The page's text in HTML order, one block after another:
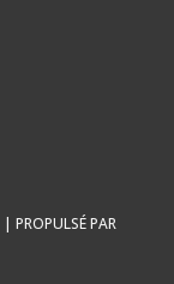
| PROPULSÉ PAR